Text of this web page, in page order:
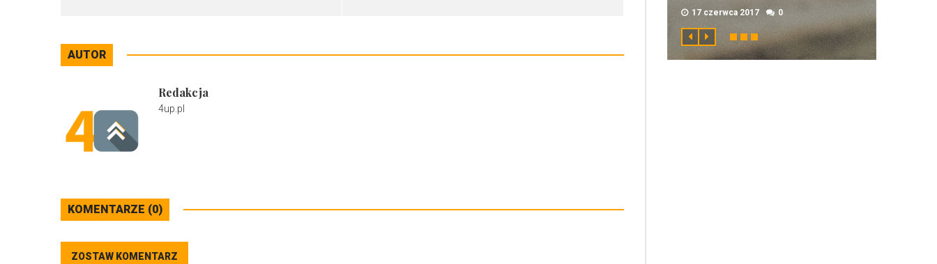
AUTOR
Redakcja
4up.pl
KOMENTARZE (0)
ZOSTAW KOMENTARZ
17 czerwca 2017 0